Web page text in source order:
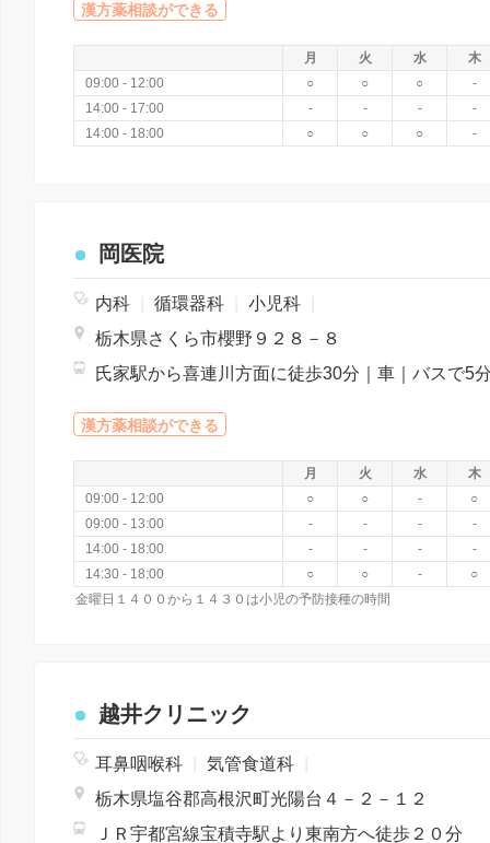
漢方薬相談ができる
月 火 水
木
09:00 - 12:00
○ ○ ○
-
14:00 - 17:00
- - -
-
14:00 - 18:00
○ ○ ○ -
岡医院
内科 循環器科 小児科
栃木県さくら市櫻野９２８－８
漢方薬相談ができる
月 火 水
木
09:00 - 12:00
○ ○ -
○
09:00 - 13:00
- - -
-
14:00 - 18:00
- - -
-
14:30 - 18:00
○ ○ -
○
金曜日１４００から１４３０は小児の予防接種の時間
越井クリニック
耳鼻咽喉科 気管食道科
栃木県塩谷郡高根沢町光陽台４－２－１２
ＪＲ宇都宮線宝積寺駅より東南方へ徒歩２０分